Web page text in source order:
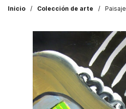
Inicio Colección de arte Paisaje